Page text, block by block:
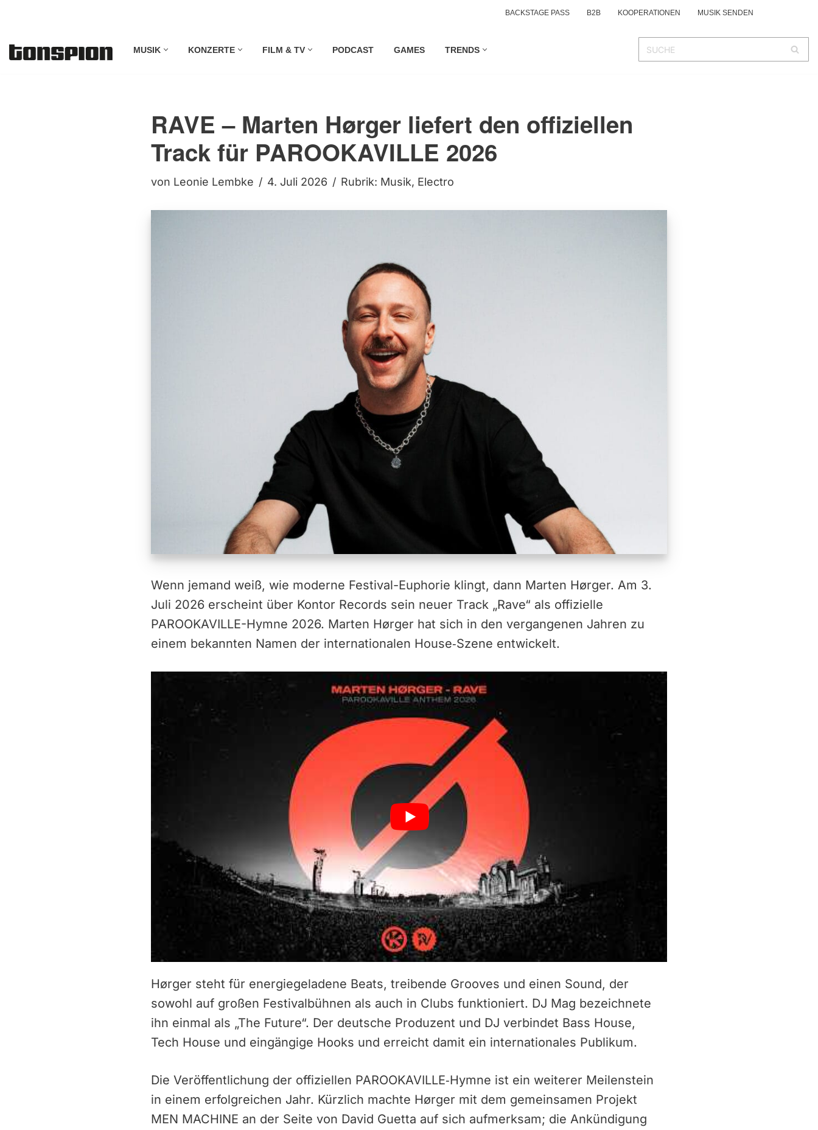
Inhalt
BACKSTAGE PASS B2B KOOPERATIONEN MUSIK SENDEN
MUSIK KONZERTE FILM & TV PODCAST GAMES TRENDS
RAVE – Marten Hørger liefert den offiziellen
Track für PAROOKAVILLE 2026
von Leonie Lembke 4. Juli 2026 Rubrik: Musik, Electro
Wenn jemand weiß, wie moderne Festival-Euphorie klingt, dann Marten Hørger. Am 3.
Juli 2026 erscheint über Kontor Records sein neuer Track „Rave“ als offizielle
PAROOKAVILLE-Hymne 2026. Marten Hørger hat sich in den vergangenen Jahren zu
einem bekannten Namen der internationalen House‑Szene entwickelt.
Hørger steht für energiegeladene Beats, treibende Grooves und einen Sound, der
sowohl auf großen Festivalbühnen als auch in Clubs funktioniert. DJ Mag bezeichnete
ihn einmal als „The Future“. Der deutsche Produzent und DJ verbindet Bass House,
Tech House und eingängige Hooks und erreicht damit ein internationales Publikum.
Die Veröffentlichung der offiziellen PAROOKAVILLE‑Hymne ist ein weiterer Meilenstein
in einem erfolgreichen Jahr. Kürzlich machte Hørger mit dem gemeinsamen Projekt
MEN MACHINE an der Seite von David Guetta auf sich aufmerksam; die Ankündigung